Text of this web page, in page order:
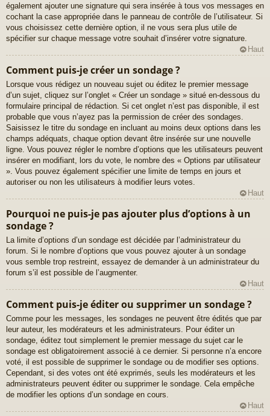
également ajouter une signature qui sera insérée à tous vos messages en
cochant la case appropriée dans le panneau de contrôle de l’utilisateur. Si
vous choisissez cette dernière option, il ne vous sera plus utile de
spécifier sur chaque message votre souhait d’insérer votre signature.
Haut
Comment puis-je créer un sondage ?
Lorsque vous rédigez un nouveau sujet ou éditez le premier message
d’un sujet, cliquez sur l’onglet « Créer un sondage » situé en-dessous du
formulaire principal de rédaction. Si cet onglet n’est pas disponible, il est
probable que vous n’ayez pas la permission de créer des sondages.
Saisissez le titre du sondage en incluant au moins deux options dans les
champs adéquats, chaque option devant être insérée sur une nouvelle
ligne. Vous pouvez régler le nombre d’options que les utilisateurs peuvent
insérer en modifiant, lors du vote, le nombre des « Options par utilisateur
». Vous pouvez également spécifier une limite de temps en jours et
autoriser ou non les utilisateurs à modifier leurs votes.
Haut
Pourquoi ne puis-je pas ajouter plus d’options à un
sondage ?
La limite d’options d’un sondage est décidée par l’administrateur du
forum. Si le nombre d’options que vous pouvez ajouter à un sondage
vous semble trop restreint, essayez de demander à un administrateur du
forum s’il est possible de l’augmenter.
Haut
Comment puis-je éditer ou supprimer un sondage ?
Comme pour les messages, les sondages ne peuvent être édités que par
leur auteur, les modérateurs et les administrateurs. Pour éditer un
sondage, éditez tout simplement le premier message du sujet car le
sondage est obligatoirement associé à ce dernier. Si personne n’a encore
voté, il est possible de supprimer le sondage ou de modifier ses options.
Cependant, si des votes ont été exprimés, seuls les modérateurs et les
administrateurs peuvent éditer ou supprimer le sondage. Cela empêche
de modifier les options d’un sondage en cours.
Haut